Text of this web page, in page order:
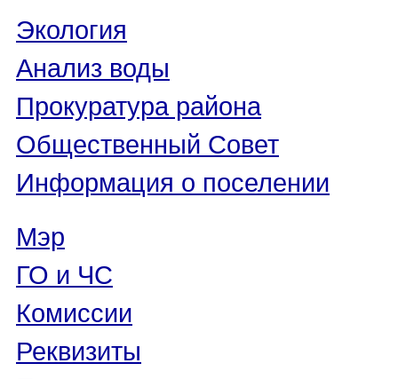
Экология
Анализ воды
Прокуратура района
Общественный Совет
Информация о поселении
Мэр
ГО и ЧС
Комиссии
Реквизиты